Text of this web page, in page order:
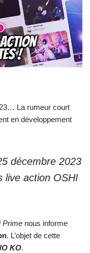
La rumeur court
en développement
décembre 2023
live action OSHI
Prime nous informe
. L’objet de cette
KO.